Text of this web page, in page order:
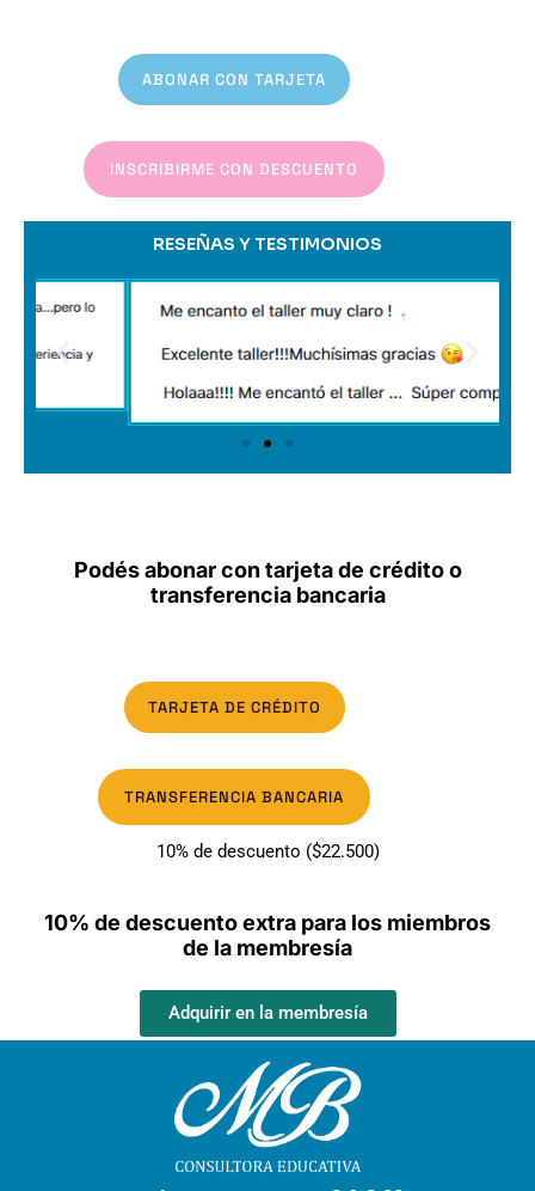
ABONAR CON TARJETA
INSCRIBIRME CON DESCUENTO
RESEÑAS Y TESTIMONIOS
Podés abonar con tarjeta de crédito o
transferencia bancaria
TARJETA DE CRÉDITO
TRANSFERENCIA BANCARIA
10% de descuento ($22.500)
10% de descuento extra para los miembros
de la membresía
Adquirir en la membresía